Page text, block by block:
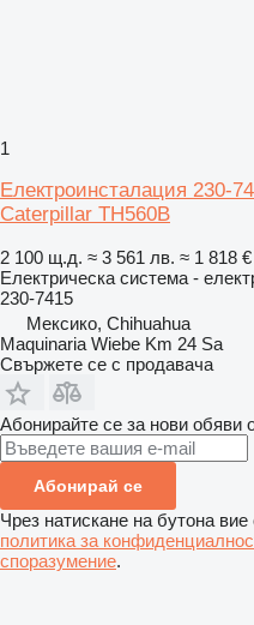
1
Електроинсталация 230-
Caterpillar TH560B
2 100 щ.д. ≈ 3 561 лв. ≈ 1 818 €
Електрическа система -
230-7415
Мексико, Chihuahua
Maquinaria Wiebe Km 24 Sa
Свържете се с продавача
Абонирайте се за нови обяви
Абонирай се
Чрез натискане на бутона
политика за
споразумение.